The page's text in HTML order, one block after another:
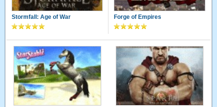
Stormfall: Age of War Forge of Empires